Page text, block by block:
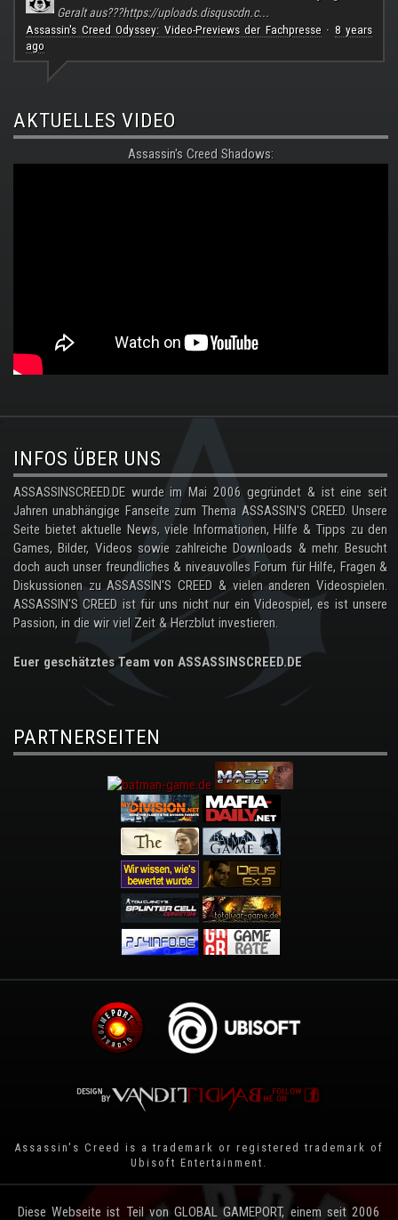
Geralt aus???https://uploads.disquscdn.c...
Assassin's Creed Odyssey: Video-Previews der Fachpresse· 8 years
ago
AKTUELLES VIDEO
Assassin's Creed Shadows:
.
INFOS ÜBER UNS
ASSASSINSCREED.DE wurde im Mai 2006 gegründet & ist eine seit
Jahren unabhängige Fanseite zum Thema ASSASSIN'S CREED. Unsere
Seite bietet aktuelle News, viele Informationen, Hilfe & Tipps zu den
Games, Bilder, Videos sowie zahlreiche Downloads & mehr. Besucht
doch auch unser freundliches & niveauvolles Forum für Hilfe, Fragen &
Diskussionen zu ASSASSIN'S CREED & vielen anderen Videospielen.
ASSASSIN'S CREED ist für uns nicht nur ein Videospiel, es ist unsere
Passion, in die wir viel Zeit & Herzblut investieren.
Euer geschätztes Team von ASSASSINSCREED.DE
PARTNERSEITEN
Assassin's Creed is a trademark or registered trademark of
Ubisoft Entertainment .
Diese Webseite ist Teil von GLOBAL GAMEPORT, einem seit 2006